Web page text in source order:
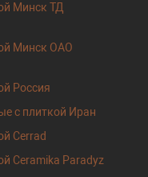
Минск ТД
Минск ОАО
Россия
с плиткой Иран
Cerrad
Ceramika Paradyz